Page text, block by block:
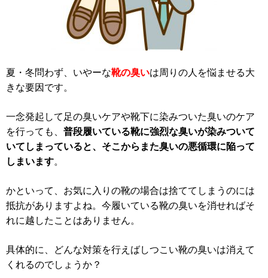
夏・冬問わず、いやーな靴の臭いは周りの人を悩ませる大
きな要因です。
一念発起して足の臭いケアや靴下に染みついた臭いのケア
を行っても、 普段履いている靴に強烈な臭いが染みついて
いてしまっていると、そこからまた臭いの悪循環に陥って
しまいます。
かといって、お気に入りの靴の場合は捨ててしまうのには
抵抗がありますよね。今履いている靴の臭いを消せればそ
れに越したことはありません。
具体的に、どんな対策を行えばしつこい靴の臭いは消えて
くれるのでしょうか？